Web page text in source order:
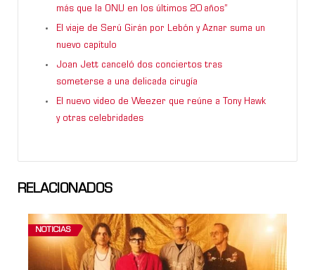
más que la ONU en los últimos 20 años”
El viaje de Serú Girán por Lebón y Aznar suma un
nuevo capítulo
Joan Jett canceló dos conciertos tras
someterse a una delicada cirugía
El nuevo video de Weezer que reúne a Tony Hawk
y otras celebridades
RELACIONADOS
NOTICIAS